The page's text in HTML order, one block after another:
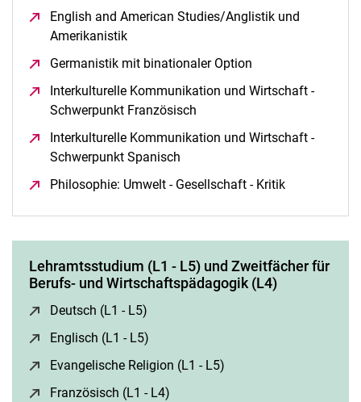
English and American Studies/Anglistik und
Amerikanistik
Germanistik mit binationaler Option
Interkulturelle Kommunikation und Wirtschaft -
Schwerpunkt Französisch
Interkulturelle Kommunikation und Wirtschaft -
Schwerpunkt Spanisch
Philosophie: Umwelt - Gesellschaft - Kritik
Lehramtsstudium (L1 - L5) und Zweitfächer für
Berufs- und Wirtschaftspädagogik (L4)
Deutsch (L1 - L5)
Englisch (L1 - L5)
Evangelische Religion (L1 - L5)
Französisch (L1 - L4)